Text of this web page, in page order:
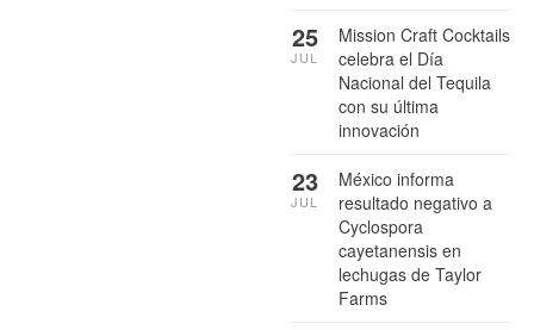
Mission Craft Cocktails
celebra el Día
Nacional del Tequila
con su última
innovación
25
JUL
México informa
resultado negativo a
Cyclospora
cayetanensis en
lechugas de Taylor
Farms
23
JUL